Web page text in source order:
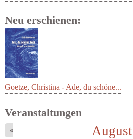
Neu erschienen:
Goetze, Christina - Ade, du schöne...
Veranstaltungen
August
«